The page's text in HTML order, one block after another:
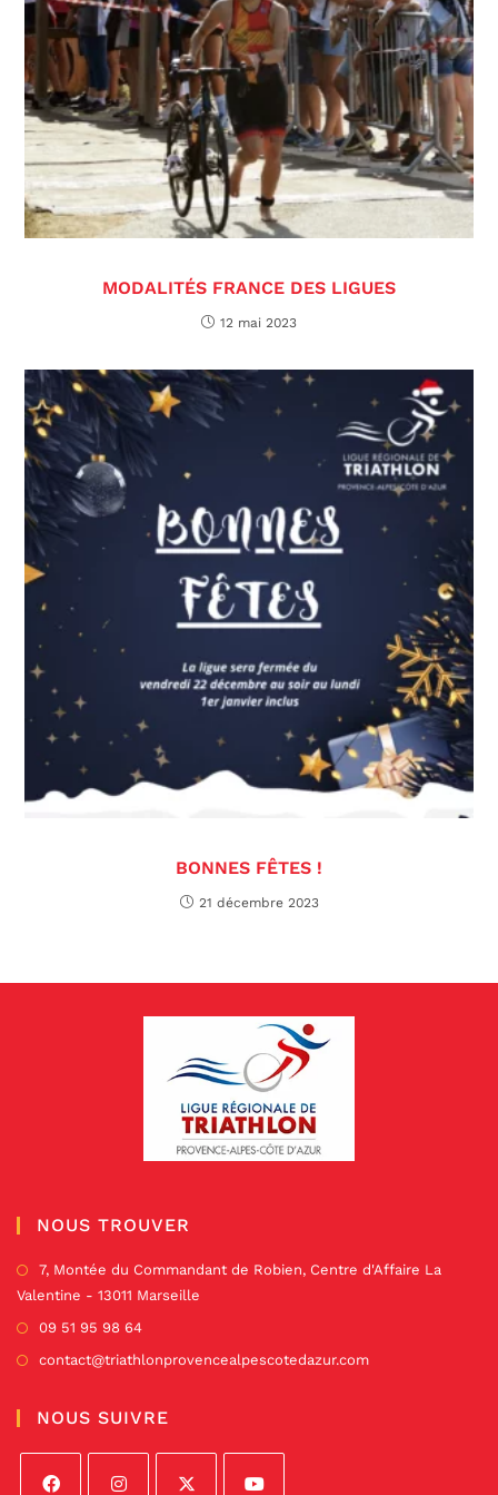
MODALITÉS FRANCE DES LIGUES
12 mai 2023
BONNES FÊTES !
21 décembre 2023
NOUS TROUVER
7, Montée du Commandant de Robien, Centre d'Affaire La
Valentine - 13011 Marseille
09 51 95 98 64
contact@triathlonprovencealpescotedazur.com
NOUS SUIVRE